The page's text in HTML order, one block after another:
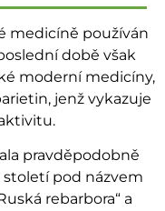
medicíně používán
době však
moderní medicíny,
jenž vykazuje
pravděpodobně
století pod názvem
rebarbora“ a